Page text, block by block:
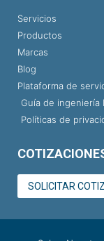
Servicios
Productos
Marcas
Blog
Plataforma de
Guía de ingeniería
Políticas de
SOLICITAR